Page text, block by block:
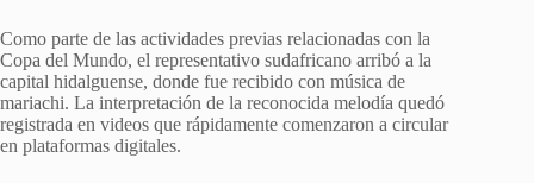
Como parte de las actividades previas relacionadas con la
Copa del Mundo, el representativo sudafricano arribó a la
capital hidalguense, donde fue recibido con música de
mariachi. La interpretación de la reconocida melodía quedó
registrada en videos que rápidamente comenzaron a circular
en plataformas digitales.